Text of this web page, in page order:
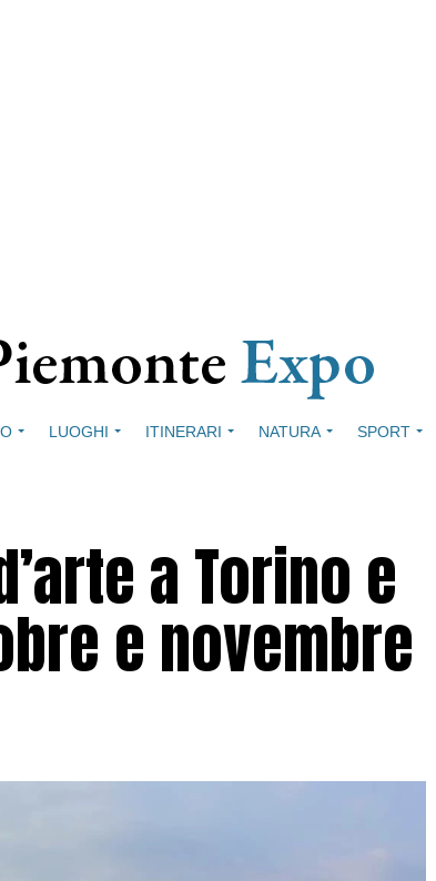
LUOGHI ITINERARI NATURA SPORT
a Torino e
e novembre